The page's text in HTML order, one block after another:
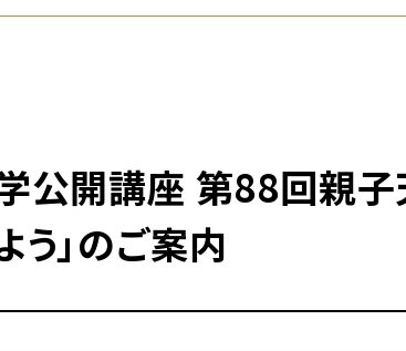
公開講座 第88回親子
う」のご案内